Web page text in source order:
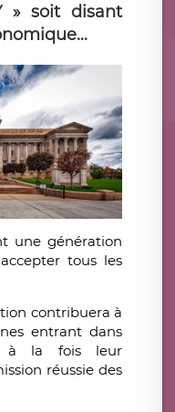
» soit disant
une génération
tous les
contribuera à
entrant dans
à la fois leur
réussie des